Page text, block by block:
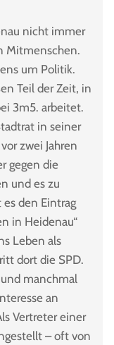
nicht immer
Mitmenschen.
um Politik.
Teil der Zeit, in
3m5. arbeitet.
in seiner
zwei Jahren
gegen die
und es zu
den Eintrag
in Heidenau“
Leben als
dort die SPD.
manchmal
an
Vertreter einer
– oft von